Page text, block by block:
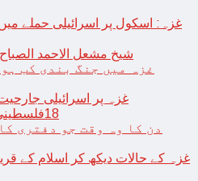
غزہ: اسکول پر اسرائیلی حملے
شیخ مشعل الاحمد
غزہ میں جنگ بندی کب
18فلسطینی شہید ، درجنوں زخمی
دن کا وہ وقت جو دفتری